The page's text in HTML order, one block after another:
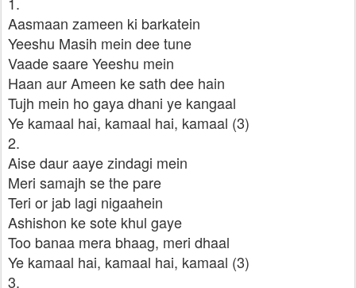
Aasmaan zameen ki barkatein
Yeeshu Masih mein dee tune
Vaade saare Yeeshu mein
Haan aur Ameen ke sath dee hain
Tujh mein ho gaya dhani ye kangaal
Ye kamaal hai, kamaal hai, kamaal (3)
2.
Aise daur aaye zindagi mein
Meri samajh se the pare
Teri or jab lagi nigaahein
Ashishon ke sote khul gaye
Too banaa mera bhaag, meri dhaal
Ye kamaal hai, kamaal hai, kamaal (3)
3.